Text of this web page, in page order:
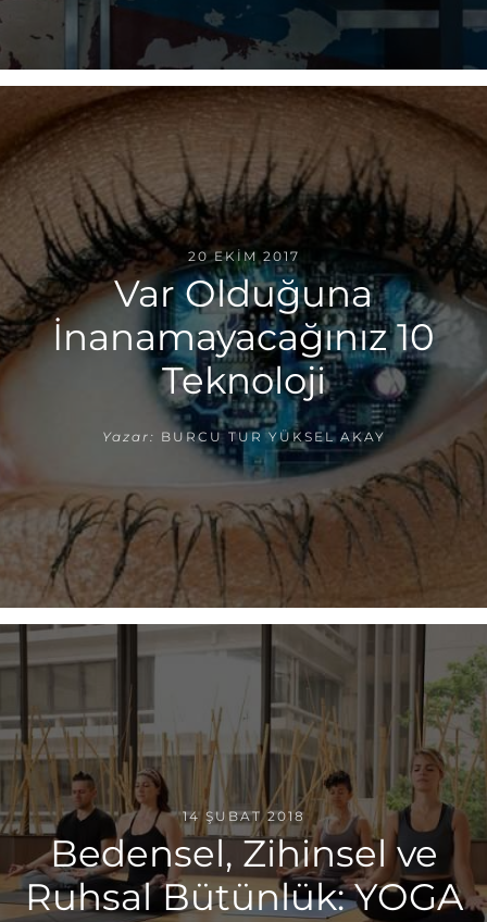
20 EKIM 2017
Var Olduğuna
İnanamayacağınız 10
Teknoloji
Yazar: BURCU TUR YÜKSEL AKAY
14 ŞUBAT 2018
Bedensel, Zihinsel ve
Ruhsal Bütünlük: YOGA